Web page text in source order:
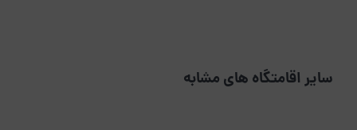
سایر اقامتگاه های مشابه